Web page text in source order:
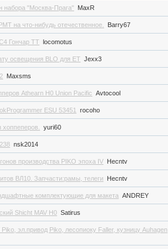
набора "Москва-Прага" MaxR
на что-нибудь отечественное. Barry67
Гончар ТТ locomotus
освещения BLO для ЕТ Jexx3
Maxsms
Athearn H0 Union Pacific Avtocool
ESU 53451 rocoho
хоппеперов. yuri60
nsk2014
производства PIKO эпоха IV Hecntv
ВЛ10. Запчасти:рамы, телеги Hecntv
комплектующие для макета ANDREY
Shicht MAV H0 Satirus
эл.привод Piko, лесопиоку Faller, кузницу Auhagen